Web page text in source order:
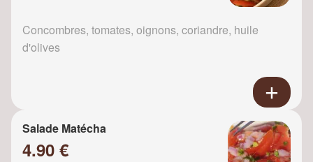
Concombres, tomates, oignons, coriandre, huile
d'olives
Salade Matécha
4.90 €